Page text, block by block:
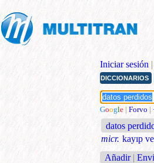
Iniciar sesión |
DICCIONARIOS
Google | Forvo |
datos
micr. kayıp
Añadir |